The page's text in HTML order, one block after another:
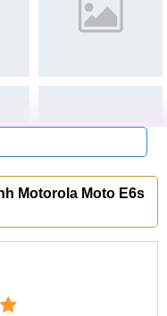
Motorola Moto E6s